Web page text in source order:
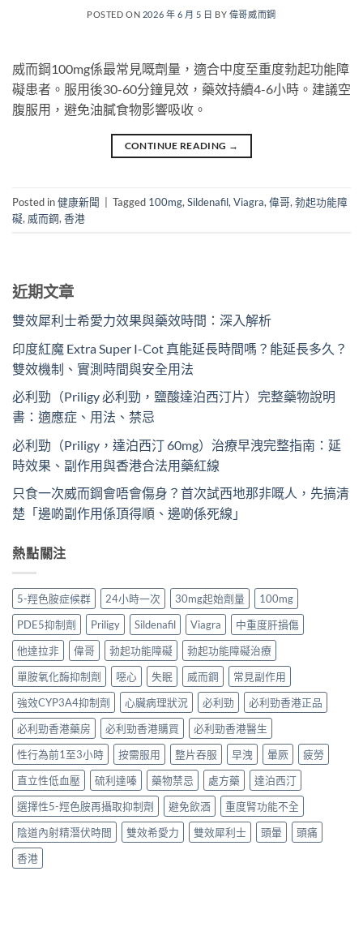
POSTED ON 2026 年 6 月 5 日 BY 偉哥威而鋼
威而鋼100mg係最常見嘅劑量，適合中度至重度勃起功能障
礙患者。服用後30-60分鐘見效，藥效持續4-6小時。建議空
腹服用，避免油膩食物影響吸收。
CONTINUE READING →
Posted in健康新聞 Tagged 100mg, Sildenafil, Viagra, 偉哥, 勃起功能障
礙, 威而鋼, 香港
近期文章
雙效犀利士希愛力效果與藥效時間：深入解析
印度紅魔 Extra Super I-Cot 真能延長時間嗎？能延長多久？
雙效機制、實測時間與安全用法
必利勁（Priligy 必利勁，鹽酸達泊西汀片）完整藥物說明
書：適應症、用法、禁忌
必利勁（Priligy，達泊西汀 60mg）治療早洩完整指南：延
時效果、副作用與香港合法用藥紅線
只食一次威而鋼會唔會傷身？首次試西地那非嘅人，先搞清
楚「邊啲副作用係頂得順、邊啲係死線」
熱點關注
5-羥色胺症候群 24小時一次 30mg起始劑量
100mg
PDE5抑制劑
Priligy Sildenafil Viagra
中重度肝損傷
他達拉非
偉哥 勃起功能障礙
勃起功能障礙治療
單胺氧化酶抑制劑
噁心 失眠 威而鋼
常見副作用
強效CYP3A4抑制劑
心臟病理狀況 必利勁
必利勁香港正品
必利勁香港藥房
必利勁香港購買
必利勁香港醫生
性行為前1至3小時
按需服用 整片吞服 早洩 暈厥
疲勞
直立性低血壓
硫利達嗪 藥物禁忌 處方藥
達泊西汀
選擇性5-羥色胺再攝取抑制劑
避免飲酒
重度腎功能不全
陰道內射精潛伏時間
雙效希愛力 雙效犀利士 頭暈
頭痛
香港